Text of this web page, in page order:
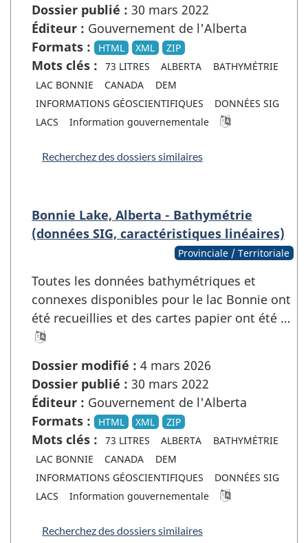
Dossier publié : 30 mars 2022
Éditeur : Gouvernement de l'Alberta
Formats :
HTML XML ZIP
Mots clés : 73 LITRES ALBERTA
BATHYMÉTRIE
LAC BONNIE
CANADA
DEM
INFORMATIONS GÉOSCIENTIFIQUES
DONNÉES SIG
LACS
Information gouvernementale
Recherchez des dossiers similaires
Bonnie Lake, Alberta - Bathymétrie
(données SIG, caractéristiques linéaires)
Provinciale / Territoriale
Toutes les données bathymétriques et
connexes disponibles pour le lac Bonnie ont
été recueillies et des cartes papier ont été …
Dossier modifié : 4 mars 2026
Dossier publié : 30 mars 2022
Éditeur : Gouvernement de l'Alberta
Formats :
HTML XML ZIP
Mots clés : 73 LITRES ALBERTA
BATHYMÉTRIE
LAC BONNIE
CANADA
DEM
INFORMATIONS GÉOSCIENTIFIQUES
DONNÉES SIG
LACS
Information gouvernementale
Recherchez des dossiers similaires